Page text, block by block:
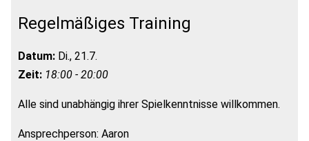
Regelmäßiges Training
Datum: Di., 21.7.
Zeit: 18:00 - 20:00
Alle sind unabhängig ihrer Spielkenntnisse willkommen.
Ansprechperson: Aaron